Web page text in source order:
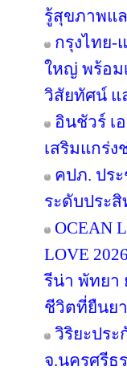
รู้สุขภาพแ
กรุงไทย-
ใหญ่ พร้อม
วิสัยทัศน์ แ
อินชัวร์ เ
เสริมแกร่
คปภ. ปร
ระดับประ
OCEAN
LOVE
รีน่า พัทยา
ชีวิตที่ยืนย
วิริยะปร
จ.นครศรีธ